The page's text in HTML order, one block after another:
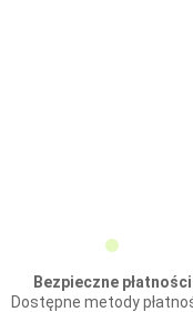
Bezpieczne płatności
Dostępne metody